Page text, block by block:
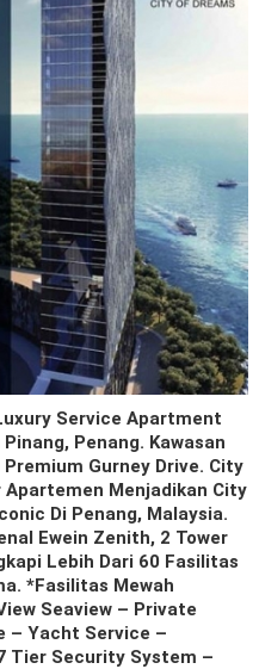
Service Apartment
Penang. Kawasan
Gurney Drive. City
Apartemen Menjadikan City
Di Penang, Malaysia.
Ewein Zenith, 2 Tower
Lebih Dari 60 Fasilitas
*Fasilitas Mewah
Seaview – Private
– Yacht Service –
Tier Security System –